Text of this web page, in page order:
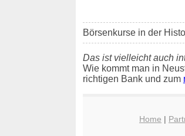
Börsenkurse in der
Das ist vielleicht auch
Wie kommt man in
richtigen Bank und zum
Home |